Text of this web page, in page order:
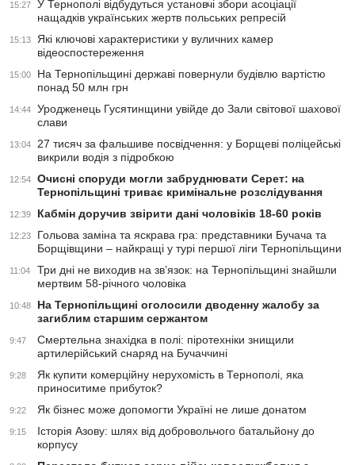
15:27
У Тернополі відбудуться установчі збори асоціації
нащадків українських жертв польських репресій
15:13
Які ключові характеристики у вуличних камер
відеоспостереження
15:00
На Тернопільщині державі повернули будівлю вартістю
понад 50 млн грн
14:44
Уродженець Гусятинщини увійде до Зали світової шахової
слави
13:04
27 тисяч за фальшиве посвідчення: у Борщеві поліцейські
викрили водія з підробкою
12:54
Очисні споруди могли забруднювати Серет: на
Тернопільщині триває кримінальне розслідування
12:39 Кабмін доручив звірити дані чоловіків 18-60 років
12:23
Гольова заміна та яскрава гра: представники Бучача та
Борщівщини – найкращі у турі першої ліги Тернопільщини
11:04
Три дні не виходив на зв’язок: на Тернопільщині знайшли
мертвим 58-річного чоловіка
10:48
На Тернопільщині оголосили дводенну жалобу за
загиблим старшим сержантом
9:47
Смертельна знахідка в полі: піротехніки знищили
артилерійський снаряд на Бучаччині
9:28
Як купити комерційну нерухомість в Тернополі, яка
приноситиме прибуток?
9:22 Як бізнес може допомогти Україні не лише донатом
9:15
Історія Азову: шлях від добровольчого батальйону до
корпусу